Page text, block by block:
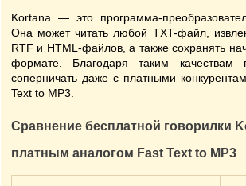
Kortana — это программа-
Она может читать любой TXT-файл,
RTF и HTML-файлов, а также сохранять
формате. Благодаря таким качествам
соперничать даже с платными
Text to MP3.
Сравнение бесплатной говорилки
платным аналогом Fast Text to MP3